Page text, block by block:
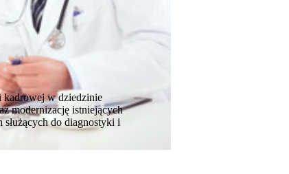
kadrowej w dziedzinie
modernizację istniejących
do diagnostyki i